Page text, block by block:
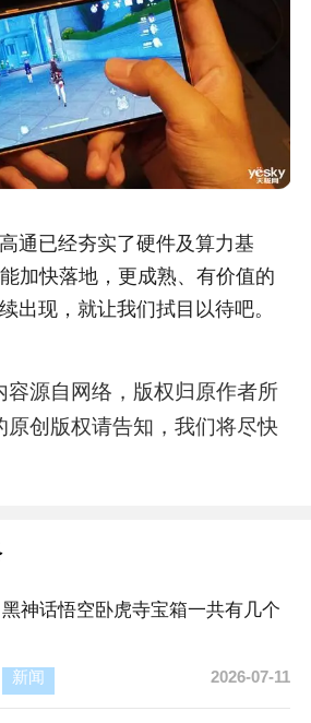
已经夯实了硬件及算力基
加快落地，更成熟、有价值的
出现，就让我们拭目以待吧。
容源自网络，版权归原作者所
原创版权请告知，我们将尽快
黑神话悟空卧虎寺宝箱一共有几个
新闻 2026-07-11